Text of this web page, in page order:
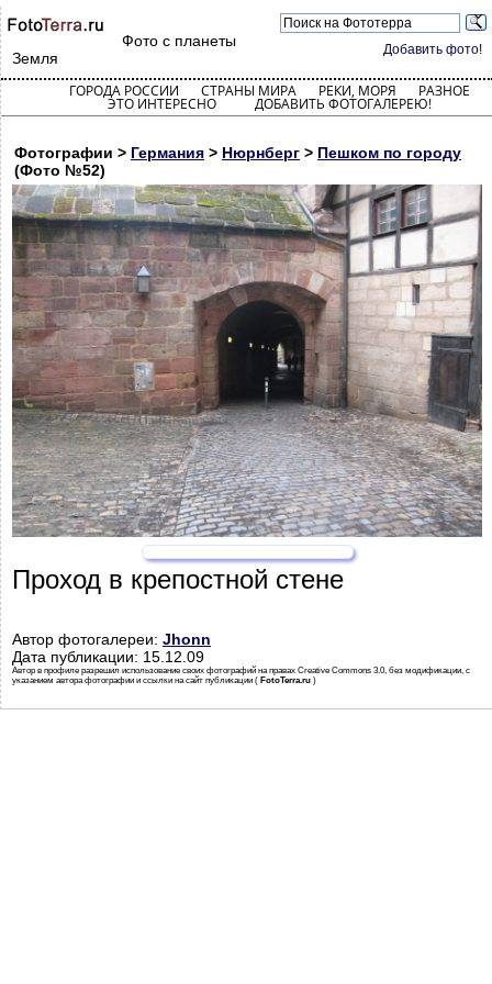
Добавить фото!
Фото с планеты
Земля
ГОРОДА РОССИИ СТРАНЫ МИРА РЕКИ, МОРЯ РАЗНОЕ
ЭТО ИНТЕРЕСНО ДОБАВИТЬ ФОТОГАЛЕРЕЮ!
Фотографии > Германия > Нюрнберг > Пешком по городу
(Фото №52)
Проход в крепостной стене
Автор фотогалереи: Jhonn
Дата публикации: 15.12.09
Автор в профиле разрешил использование своих фотографий на правах Creative Commons 3.0, без модификации, с
указанием автора фотографии и ссылки на сайт публикации ( FotoTerra.ru )